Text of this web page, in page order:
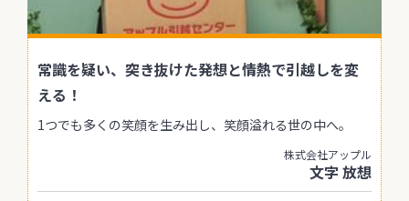
常識を疑い、突き抜けた発想と情熱で引越しを変
える！
1つでも多くの笑顔を生み出し、笑顔溢れる世の中へ。
株式会社アップル
文字 放想